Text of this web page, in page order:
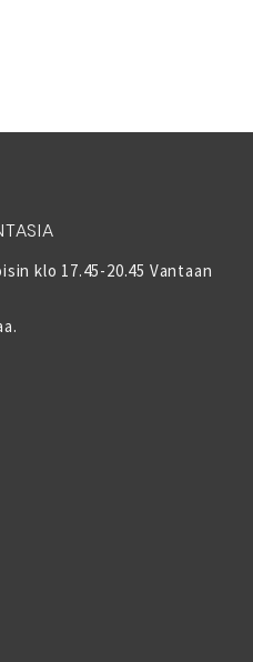
klo 17.45-20.45 Vantaan